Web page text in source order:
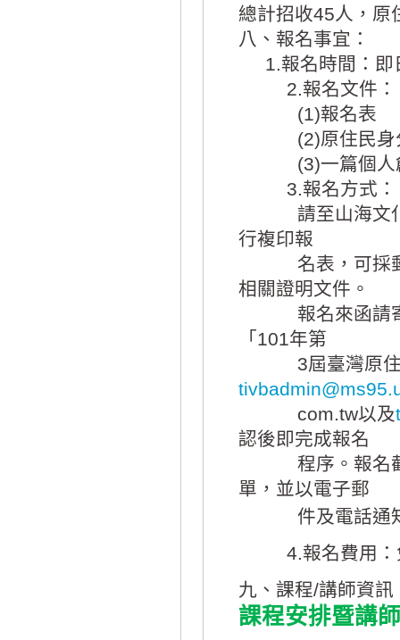
總計招收45人，原
八、報名事宜：
1.報名時間：即
2.報名文件：
(1)報名表
(2)原住民身分
(3)一篇個人創
3.報名方式：
請至山海文化
行複印報
名表，可採郵寄
相關證明文件。
報名來函請寄
「101年第
3屆臺灣原住民
com.tw以及
認後即完成報名
程序。報名截止
單，並以電子郵
件及電話通知
4.報名費用：免
九、課程/講師資訊
課程安排暨講